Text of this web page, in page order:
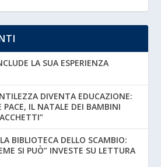
LA SUA ESPERIENZA
DIVENTA EDUCAZIONE:
PACE, IL NATALE DEI BAMBINI
BIBLIOTECA DELLO SCAMBIO:
SI PUÒ” INVESTE SU LETTURA